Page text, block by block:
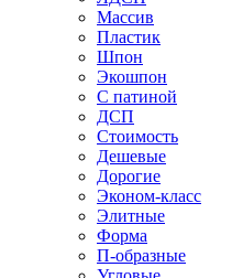
Массив
Пластик
Шпон
Экошпон
С патиной
ДСП
Стоимость
Дешевые
Дорогие
Эконом-класс
Элитные
Форма
П-образные